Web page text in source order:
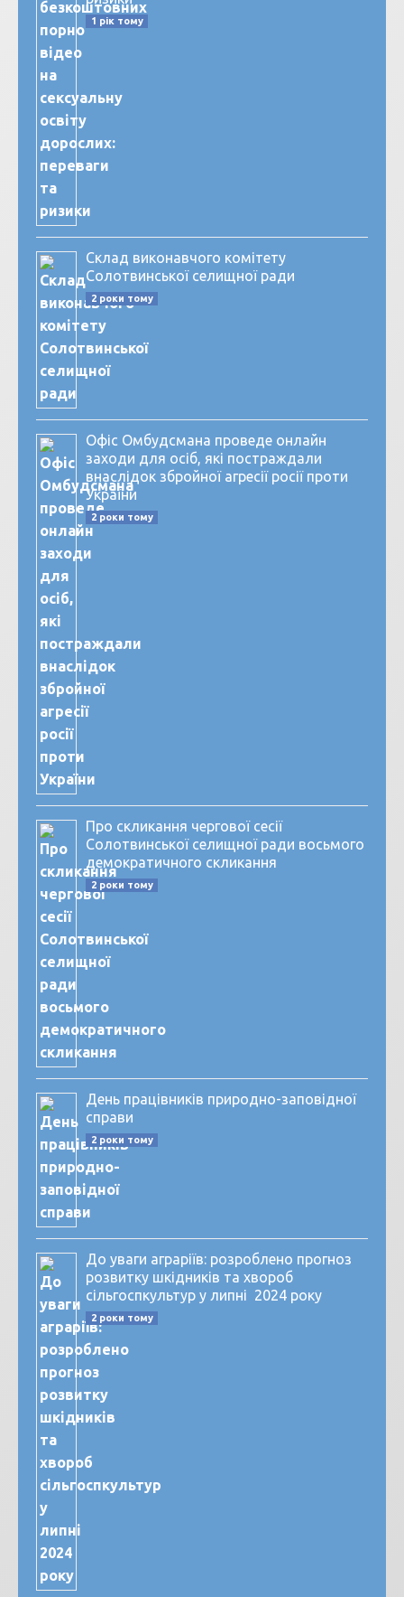
1 рік тому
Склад виконавчого комітету
Солотвинської селищної ради
2 роки тому
Офіс Омбудсмана проведе онлайн
заходи для осіб, які постраждали
внаслідок збройної агресії росії проти
України
2 роки тому
Про скликання чергової сесії
Солотвинської селищної ради восьмого
демократичного скликання
2 роки тому
День працівників природно-заповідної
справи
2 роки тому
До уваги аграріїв: розроблено прогноз
розвитку шкідників та хвороб
сільгоспкультур у липні 2024 року
2 роки тому